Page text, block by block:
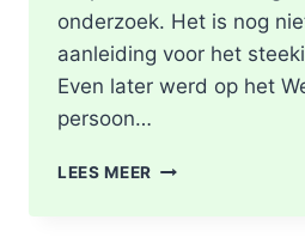
onderzoek. Het is nog
aanleiding voor het
Even later werd op het
persoon…
LEES MEER POLITIE